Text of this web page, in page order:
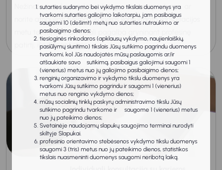
sutarties sudarymo bei vykdymo tikslais duomenys yra
tvarkomi sutarties galiojimo laikotarpiu, jam pasibaigus
saugomi 10 (dešimt) metų nuo sutarties nutraukimo ar
pasibaigimo dienos;
tiesioginės rinkodaros (apklausų vykdymo, naujienlaiškių,
pasiūlymų siuntimo) tikslais Jūsų sutikimo pagrindu duomenys
tvarkomi, kol Jūs naudojatės mūsų paslaugomis ar/ir
atšaukiate savo sutikimą, pasibaigus galiojimui saugomi 1
(vienerius) metus nuo jų galiojimo pasibaigimo dienos;
renginių organizavimo ir vykdymo tikslu duomenys yra
tvarkomi Jūsų sutikimo pagrindu ir saugomi 1 (vienerius)
metus nuo renginio vykdymo dienos;
mūsų socialinių tinklų paskyrų administravimo tikslu Jūsų
sutikimo pagrindu tvarkome ir saugome 1 (vienerius) metus
nuo jų pateikimo dienos;
Svetainėje naudojamų slapukų saugojimo terminai nurodyti
skiltyje Slapukai.
profesinio orientavimo stebėsenos vykdymo tikslu duomenys
saugomi 3 (tris) metus nuo jų pateikimo dienos, statistikos
tikslais nuasmeninti duomenys saugomi neribotą laiką.
Nežinote, nuo ko pradėti rašyti gyvenimo aprašymą, ar
norite atnaujinti turimą? Karjeros konsultanto konsultacijos
metu teikiama individuali pagalba gryninant profesinę
patirtį, išryškinant stipr...